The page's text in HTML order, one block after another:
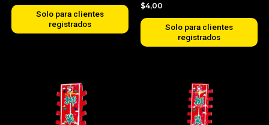
Solo para clientes
registrados
$4,00
Solo para clientes
registrados